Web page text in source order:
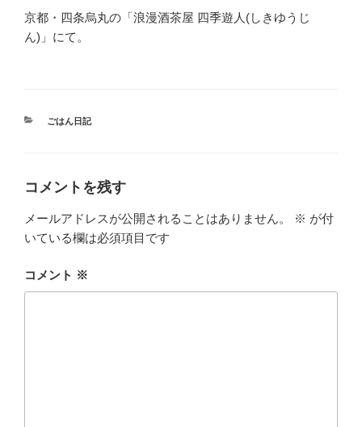
京都・四条烏丸の「浪漫酒茶屋 四季遊人(しきゆうじ
ん)」にて。
カ
ー
ごはん日記
コメントを残す
メールアドレスが公開されることはありません。 ※ が付
いている欄は必須項目です
コメント ※